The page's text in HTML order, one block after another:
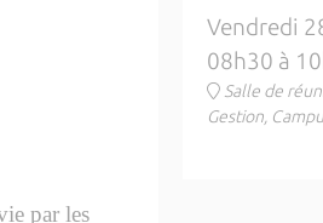
par les
Vendredi
08h30 à
Salle de
Gestion,